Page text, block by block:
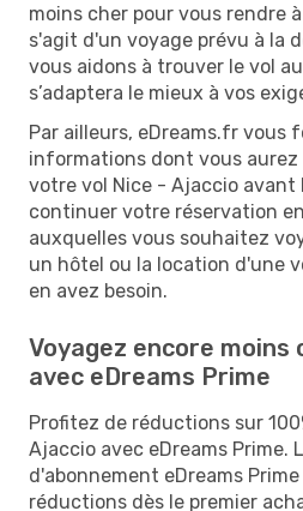
moins cher pour vous rendre
s'agit d'un voyage prévu à la
vous aidons à trouver le vol
s’adaptera le mieux à vos
Par ailleurs, eDreams.fr vous
informations dont vous
votre vol Nice - Ajaccio avant
continuer votre réservation
auxquelles vous souhaitez
un hôtel ou la location d'une
en avez besoin.
Voyagez encore moins
avec eDreams Prime
Profitez de réductions sur
Ajaccio avec eDreams Prime.
d'abonnement eDreams
réductions dès le premier